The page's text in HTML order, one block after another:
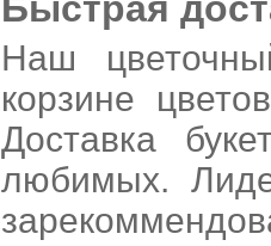
Наш
корзине
Доставка
любимых.